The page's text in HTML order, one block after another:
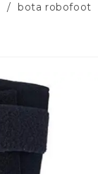
/ bota robofoot